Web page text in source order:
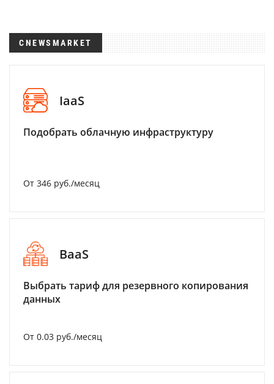
CNEWSMARKET
IaaS
Подобрать облачную инфраструктуру
От 346 руб./месяц
BaaS
Выбрать тариф для резервного копирования
данных
От 0.03 руб./месяц